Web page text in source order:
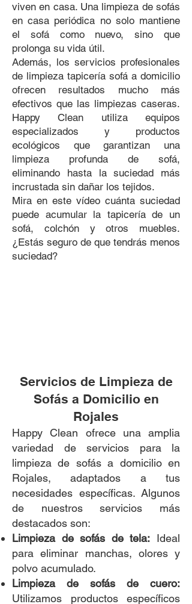
viven en casa. Una limpieza de sofás
en casa periódica no solo mantiene
el sofá como nuevo, sino que
prolonga su vida útil.
Además, los servicios profesionales
de limpieza tapicería sofá a domicilio
ofrecen resultados mucho más
efectivos que las limpiezas caseras.
Happy Clean utiliza equipos
especializados y productos
ecológicos que garantizan una
limpieza profunda de sofá,
eliminando hasta la suciedad más
incrustada sin dañar los tejidos.
​Mira en este vídeo cuánta suciedad
puede acumular la tapicería de un
sofá, colchón y otros muebles.
¿Estás seguro de que tendrás menos
suciedad?
Servicios de Limpieza de
Sofás a Domicilio en
Rojales
Happy Clean ofrece una amplia
variedad de servicios para la
limpieza de sofás a domicilio en
Rojales, adaptados a tus
necesidades específicas. Algunos
de nuestros servicios más
destacados son:
Limpieza de sofás de tela: Ideal
para eliminar manchas, olores y
polvo acumulado.
Limpieza de sofás de cuero:
Utilizamos productos específicos